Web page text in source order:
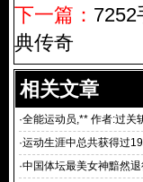
下一篇：
典传奇
相关文章
·全能运动员,** 作者:过关
载全能
·运动生涯中总共获得过
·中国体坛最美女神黯然